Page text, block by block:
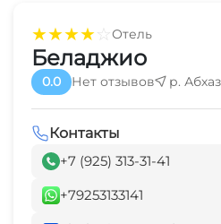
★★★★☆Отель
Беладжио
0.0 Нет отзывов р.
Контакты
+7 (925) 313-31-41
+79253133141